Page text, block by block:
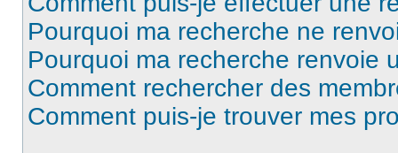
Pourquoi ma recherche ne
Pourquoi ma recherche renvoie
Comment rechercher des
Comment puis-je trouver mes